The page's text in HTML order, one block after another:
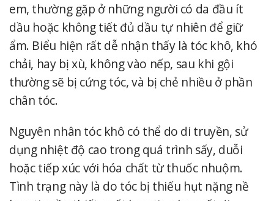
em, thường gặp ở những người có da đầu ít
dầu hoặc không tiết đủ dầu tự nhiên để giữ
ẩm. Biểu hiện rất dễ nhận thấy là tóc khô, khó
chải, hay bị xù, không vào nếp, sau khi gội
thường sẽ bị cứng tóc, và bị chẻ nhiều ở phần
chân tóc.
Nguyên nhân tóc khô có thể do di truyền, sử
dụng nhiệt độ cao trong quá trình sấy, duỗi
hoặc tiếp xúc với hóa chất từ thuốc nhuộm.
Tình trạng này là do tóc bị thiếu hụt nặng nề